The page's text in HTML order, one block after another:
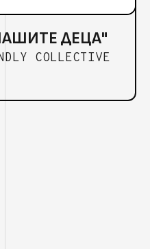
ДЕЦА"
COLLECTIVE